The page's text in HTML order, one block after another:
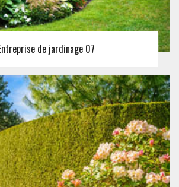
de jardinage 07